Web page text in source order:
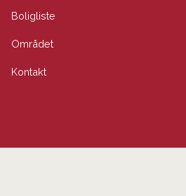
Boligliste
Området
Kontakt